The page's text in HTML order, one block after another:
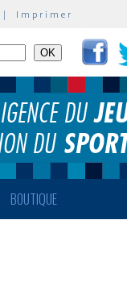
| Imprimer
BOUTIQUE